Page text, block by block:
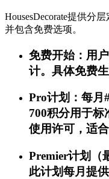
HousesDecorate提供分
并包含免费选项。
免费开始：用
计。具体免费
Pro计划：每月
700积分用于
使用许可，适
Premier计划（
此计划每月提